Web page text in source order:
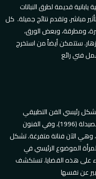
قديمة لطرق النباتات
مباشر، وتقدم نتائج جميلة. كل
ومطرقة، وبعض الورق،
ستتمكن أيضاً من استخرج
عمل فني رائع
رئيسي الفن التطبيقي
والرسم. حاصلة على درجتي بكالوريوس في الصيدلة (1996)، وفي الفنون
الأردنية، وهي الآن فنانة متفرغة. تشكل
الموضوع الرئيسي في
على هذه القضايا. تستكشف
عن نفسها